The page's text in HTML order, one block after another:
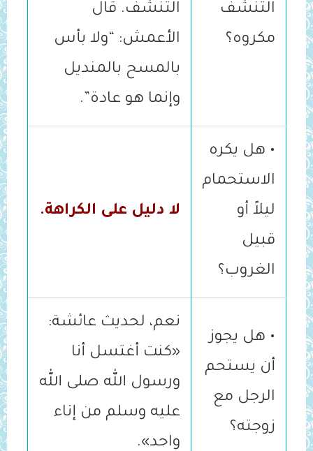
التنشُّف
مكروه؟
التنشُّف. قال
الأعمش: “ولا بأس
بالمسح بالمنديل
وإنما هو عادة”.
• هل يكره
الاستحمام
ليلاً أو
قبيل
الغروب؟
لا دليل على الكراهة.
• هل يجوز
أن يستحم
الرجل مع
زوجته؟
نعم، لحديث عائشة:
«كنت ‌أغتسل أنا
ورسول الله صلى الله
عليه وسلم من إناء
واحد».